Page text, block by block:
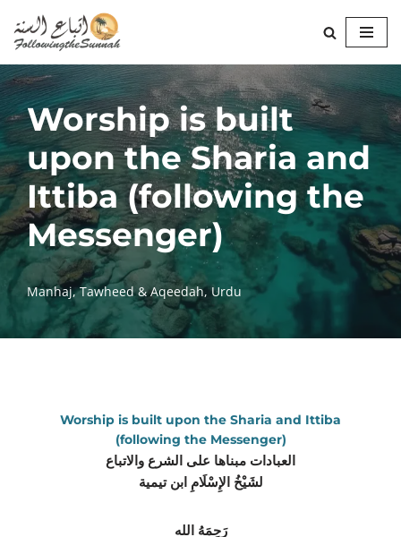
Skip
to
content
Worship is built
upon the Sharia and
Ittiba (following the
Messenger)
Manhaj,Tawheed & Aqeedah,Urdu
Worship is built upon the Sharia and Ittiba
(following the Messenger)
العبادات مبناها على الشرع والاتباع
لشَيْخُ الإِسْلَامِ ابن تيمية
رَحِمَهُ الله